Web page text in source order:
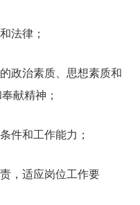
法律；
治素质、思想素质和
献精神；
和工作能力；
，适应岗位工作要